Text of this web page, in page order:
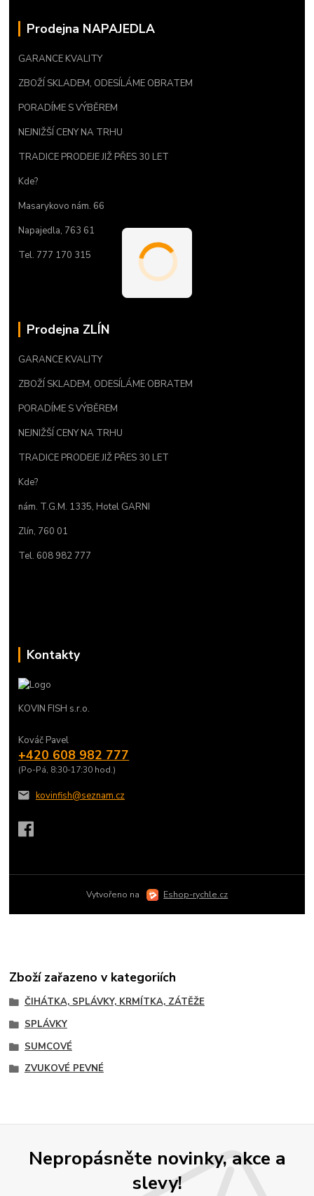
Prodejna NAPAJEDLA
GARANCE KVALITY
ZBOŽÍ SKLADEM, ODESÍLÁME OBRATEM
PORADÍME S VÝBĚREM
NEJNIŽŠÍ CENY NA TRHU
TRADICE PRODEJE JIŽ PŘES 30 LET
Kde?
Masarykovo nám. 66
Napajedla, 763 61
Tel. 777 170 315
Prodejna ZLÍN
GARANCE KVALITY
ZBOŽÍ SKLADEM, ODESÍLÁME OBRATEM
PORADÍME S VÝBĚREM
NEJNIŽŠÍ CENY NA TRHU
TRADICE PRODEJE JIŽ PŘES 30 LET
Kde?
nám. T.G.M. 1335, Hotel GARNI
Zlín, 760 01
Tel. 608 982 777
Kontakty
KOVIN FISH s.r.o.
Kováč Pavel
+420 608 982 777
(Po-Pá, 8:30-17:30 hod.)
kovinfish@seznam.cz
Vytvořeno na Eshop-rychle.cz
Zboží zařazeno v kategoriích
ČIHÁTKA, SPLÁVKY, KRMÍTKA, ZÁTĚŽE
SPLÁVKY
SUMCOVÉ
ZVUKOVÉ PEVNÉ
Nepropásněte novinky, akce a
slevy!